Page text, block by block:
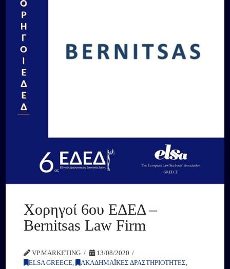
Χορηγοί 6ου ΕΔΕΔ –
Bernitsas Law Firm
VP.MARKETING
13/08/2020
ELSA GREECE
ΑΚΑΔΗΜΑΪΚΕΣ ΔΡΑΣΤΗΡΙΟΤΗΤΕΣ